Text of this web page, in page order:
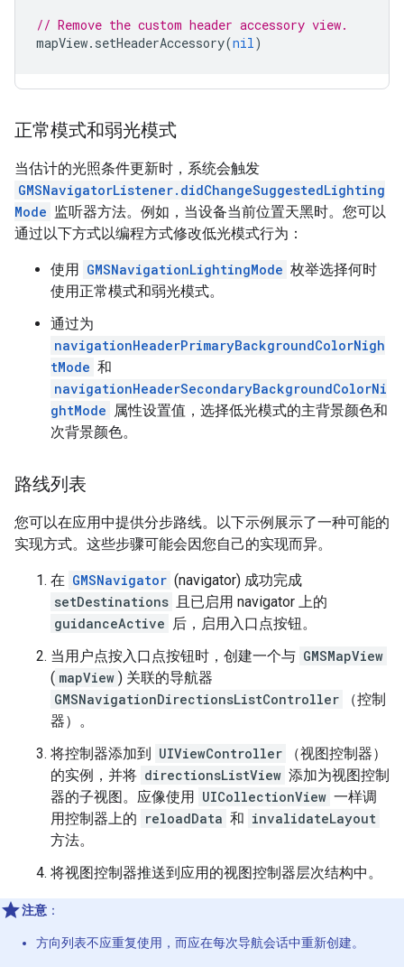
// Remove the custom header accessory view.
mapView. setHeaderAccessory(nil)
正常模式和弱光模式
当估计的光照条件更新时，系统会触发
GMSNavigatorListener.didChangeSuggestedLighting
Mode 监听器方法。例如，当设备当前位置天黑时。您可以
通过以下方式以编程方式修改低光模式行为：
使用 GMSNavigationLightingMode 枚举选择何时
使用正常模式和弱光模式。
通过为
navigationHeaderPrimaryBackgroundColorNigh
tMode 和
navigationHeaderSecondaryBackgroundColorNi
ghtMode 属性设置值，选择低光模式的主背景颜色和
次背景颜色。
路线列表
您可以在应用中提供分步路线。以下示例展示了一种可能的
实现方式。这些步骤可能会因您自己的实现而异。
在 GMSNavigator (navigator) 成功完成
setDestinations
且已启用 navigator 上的
guidanceActive 后，启用入口点按钮。
当用户点按入口点按钮时，创建一个与 GMSMapView
( mapView ) 关联的导航器
GMSNavigationDirectionsListController
（控制
器）。
将控制器添加到
UIViewController
（视图控制器）
的实例，并将 directionsListView 添加为视图控制
器的子视图。应像使用
UICollectionView 一样调
用控制器上的 reloadData 和 invalidateLayout
方法。
将视图控制器推送到应用的视图控制器层次结构中。
注意 ：
方向列表不应重复使用，而应在每次导航会话中重新创建。